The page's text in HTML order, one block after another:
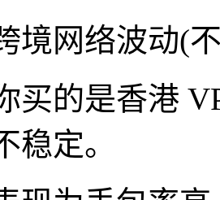
网络波动(不
的是香港
稳定。